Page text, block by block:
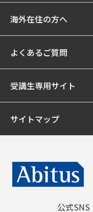
海外在住の方へ
よくあるご質問
受講生専用サイト
サイトマップ
公式SNS